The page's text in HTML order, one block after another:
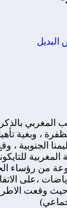
المغربي
، وبغية
الجنوبية ،
من رؤساء
،على
حيث وقعت